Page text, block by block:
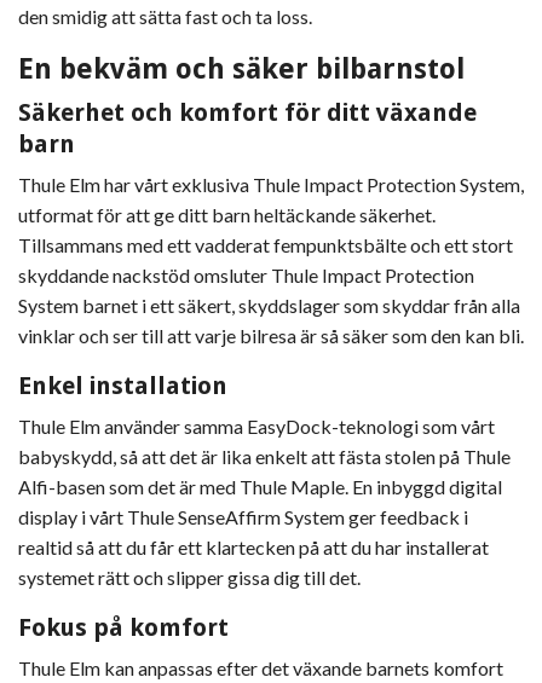
den smidig att sätta fast och ta loss.
En bekväm och säker bilbarnstol
Säkerhet och komfort för ditt växande
barn
Thule Elm har vårt exklusiva Thule Impact Protection System,
utformat för att ge ditt barn heltäckande säkerhet.
Tillsammans med ett vadderat fempunktsbälte och ett stort
skyddande nackstöd omsluter Thule Impact Protection
System barnet i ett säkert, skyddslager som skyddar från alla
vinklar och ser till att varje bilresa är så säker som den kan bli.
Enkel installation
Thule Elm använder samma EasyDock-teknologi som vårt
babyskydd, så att det är lika enkelt att fästa stolen på Thule
Alfi-basen som det är med Thule Maple. En inbyggd digital
display i vårt Thule SenseAffirm System ger feedback i
realtid så att du får ett klartecken på att du har installerat
systemet rätt och slipper gissa dig till det.
Fokus på komfort
Thule Elm kan anpassas efter det växande barnets komfort